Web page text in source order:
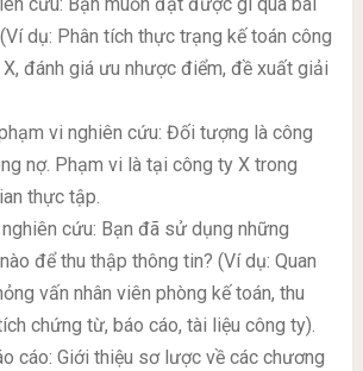
cứu: Bạn muốn đạt được gì qua bài
dụ: Phân tích thực trạng kế toán công
đánh giá ưu nhược điểm, đề xuất giải
vi nghiên cứu: Đối tượng là công
nợ. Phạm vi là tại công ty X trong
thực tập.
cứu: Bạn đã sử dụng những
để thu thập thông tin? (Ví dụ: Quan
vấn nhân viên phòng kế toán, thu
chứng từ, báo cáo, tài liệu công ty).
cáo: Giới thiệu sơ lược về các chương